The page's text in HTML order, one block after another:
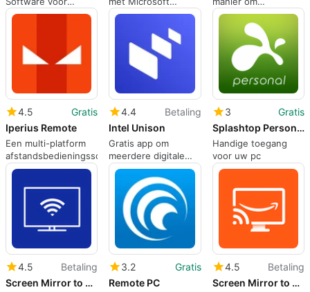
Windows
Remote Desktop
tegelijkertijd
meerdere apparaten
te beheren
4.5
Gratis
Iperius Remote
Een multi-platform
afstandsbedieningssoftware
4.4
Betaling
Intel Unison
Gratis app om
meerdere digitale
apparaten aan te
sluiten
3
Gratis
Splashtop Personal - Remote Desktop
Handige toegang
voor uw pc
4.5
Betaling
Screen Mirror to Sony TV.
3.2
Gratis
Remote PC
4.5
Betaling
Screen Mirror to Fire TV..